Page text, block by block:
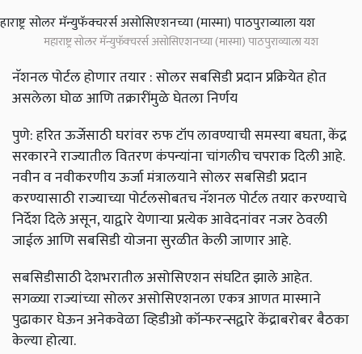
महाराष्ट्र सोलर मॅन्युफॅक्चरर्स असोसिएशनच्या (मास्मा) पाठपुराव्याला यश
नॅशनल पोर्टल होणार तयार : सोलर सबसिडी प्रदान प्रक्रियेत होत
असलेला घोळ आणि तक्रारींमुळे घेतला निर्णय
पुणे: हरित ऊर्जेसाठी घरांवर रुफ टॉप लावण्याची समस्या बघता, केंद्र
सरकारने राज्यातील वितरण कंपन्यांना चांगलीच चपराक दिली आहे.
नवीन व नवीकरणीय ऊर्जा मंत्रालयाने सोलर सबसिडी प्रदान
करण्यासाठी राज्याच्या पोर्टलसोबतच नॅशनल पोर्टल तयार करण्याचे
निर्देश दिले असून, याद्वारे येणाऱ्या प्रत्येक आवेदनांवर नजर ठेवली
जाईल आणि सबसिडी योजना सुरळीत केली जाणार आहे.
सबसिडीसाठी देशभरातील असोसिएशन संघटित झाले आहेत.
सगळ्या राज्यांच्या सोलर असोसिएशनला एकत्र आणत मास्माने
पुढाकार घेऊन अनेकवेळा व्हिडीओ कॉन्फरन्सद्वारे केंद्राबरोबर बैठका
केल्या होत्या.